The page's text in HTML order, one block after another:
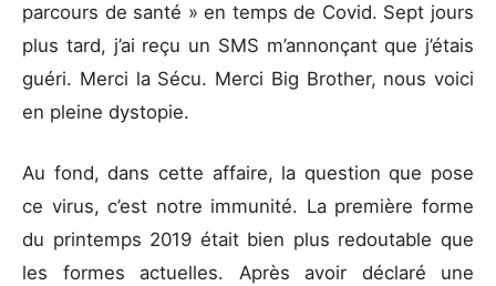
parcours de santé » en temps de Covid. Sept jours
plus tard, j’ai reçu un SMS m’annonçant que j’étais
guéri. Merci la Sécu. Merci Big Brother, nous voici
en pleine dystopie.
Au fond, dans cette affaire, la question que pose
ce virus, c’est notre immunité. La première forme
du printemps 2019 était bien plus redoutable que
les formes actuelles. Après avoir déclaré une